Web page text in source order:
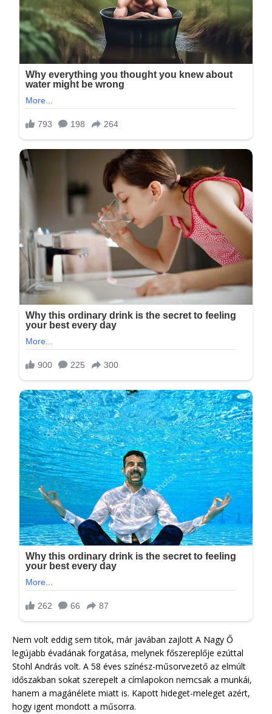
Nem volt eddig sem titok, már javában zajlott A Nagy Ő
legújabb évadának forgatása, melynek főszereplője ezúttal
Stohl András volt. A 58 éves színész-műsorvezető az elmúlt
időszakban sokat szerepelt a címlapokon nemcsak a munkái,
hanem a magánélete miatt is. Kapott hideget-meleget azért,
hogy igent mondott a műsorra.